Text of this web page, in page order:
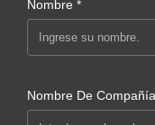
Nombre *
Nombre De